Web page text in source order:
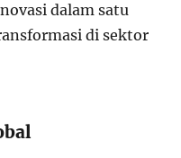
dalam satu
di sektor